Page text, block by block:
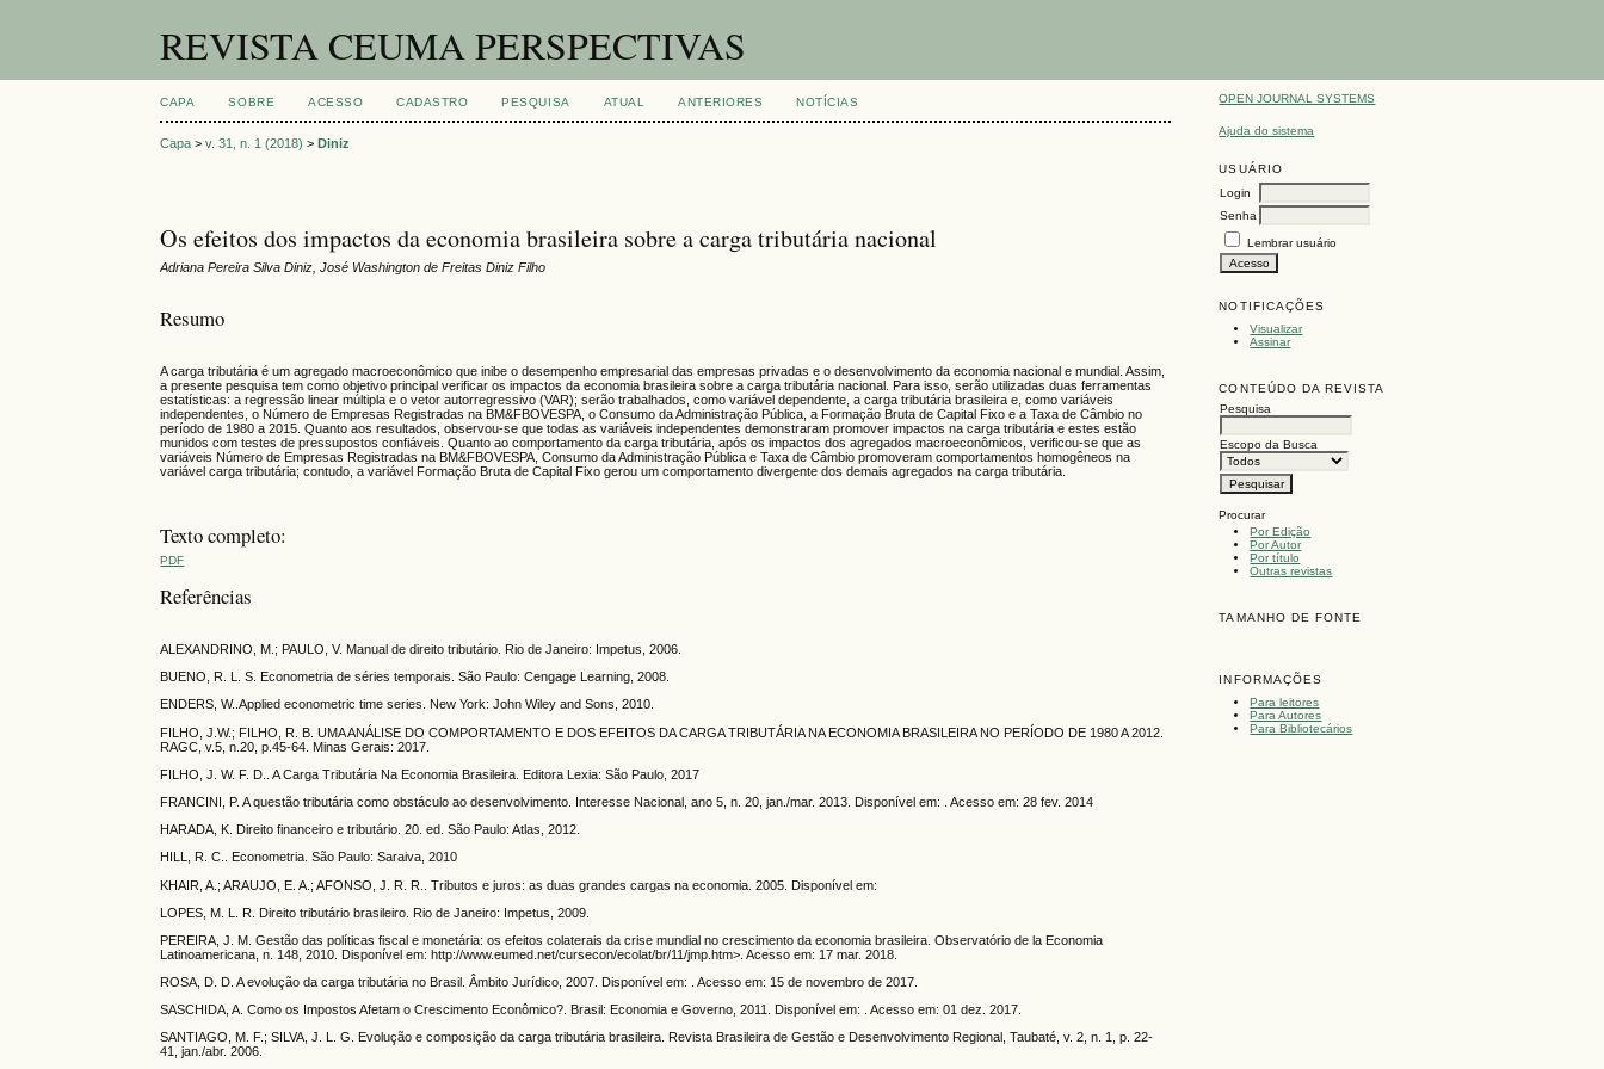
REVISTA CEUMA PERSPECTIVAS
OPEN JOURNAL SYSTEMS
Ajuda do sistema
USUÁRIO
Login
Senha
Lembrar usuário
NOTIFICAÇÕES
Visualizar
Assinar
CONTEÚDO DA REVISTA
Pesquisa
Escopo da Busca
Procurar
Por Edição
Por Autor
Por título
Outras revistas
TAMANHO DE FONTE
INFORMAÇÕES
Para leitores
Para Autores
Para Bibliotecários
CAPA SOBRE ACESSO CADASTRO PESQUISA ATUAL ANTERIORES NOTÍCIAS
Capa >v. 31, n. 1 (2018) >Diniz
Os efeitos dos impactos da economia brasileira sobre a carga tributária nacional
Adriana Pereira Silva Diniz, José Washington de Freitas Diniz Filho
Resumo
A carga tributária é um agregado macroeconômico que inibe o desempenho empresarial das empresas privadas e o desenvolvimento da economia nacional e mundial. Assim,
a presente pesquisa tem como objetivo principal verificar os impactos da economia brasileira sobre a carga tributária nacional. Para isso, serão utilizadas duas ferramentas
estatísticas: a regressão linear múltipla e o vetor autorregressivo (VAR); serão trabalhados, como variável dependente, a carga tributária brasileira e, como variáveis
independentes, o Número de Empresas Registradas na BM&FBOVESPA, o Consumo da Administração Pública, a Formação Bruta de Capital Fixo e a Taxa de Câmbio no
período de 1980 a 2015. Quanto aos resultados, observou-se que todas as variáveis independentes demonstraram promover impactos na carga tributária e estes estão
munidos com testes de pressupostos confiáveis. Quanto ao comportamento da carga tributária, após os impactos dos agregados macroeconômicos, verificou-se que as
variáveis Número de Empresas Registradas na BM&FBOVESPA, Consumo da Administração Pública e Taxa de Câmbio promoveram comportamentos homogêneos na
variável carga tributária; contudo, a variável Formação Bruta de Capital Fixo gerou um comportamento divergente dos demais agregados na carga tributária.
Texto completo:
PDF
Referências
ALEXANDRINO, M.; PAULO, V. Manual de direito tributário. Rio de Janeiro: Impetus, 2006.
BUENO, R. L. S. Econometria de séries temporais. São Paulo: Cengage Learning, 2008.
ENDERS, W..Applied econometric time series. New York: John Wiley and Sons, 2010.
FILHO, J.W.; FILHO, R. B. UMA ANÁLISE DO COMPORTAMENTO E DOS EFEITOS DA CARGA TRIBUTÁRIA NA ECONOMIA BRASILEIRA NO PERÍODO DE 1980 A 2012.
RAGC, v.5, n.20, p.45-64. Minas Gerais: 2017.
FILHO, J. W. F. D.. A Carga Tributária Na Economia Brasileira. Editora Lexia: São Paulo, 2017
FRANCINI, P. A questão tributária como obstáculo ao desenvolvimento. Interesse Nacional, ano 5, n. 20, jan./mar. 2013. Disponível em: . Acesso em: 28 fev. 2014
HARADA, K. Direito financeiro e tributário. 20. ed. São Paulo: Atlas, 2012.
HILL, R. C.. Econometria. São Paulo: Saraiva, 2010
KHAIR, A.; ARAUJO, E. A.; AFONSO, J. R. R.. Tributos e juros: as duas grandes cargas na economia. 2005. Disponível em:
LOPES, M. L. R. Direito tributário brasileiro. Rio de Janeiro: Impetus, 2009.
PEREIRA, J. M. Gestão das políticas fiscal e monetária: os efeitos colaterais da crise mundial no crescimento da economia brasileira. Observatório de la Economia
Latinoamericana, n. 148, 2010. Disponível em: http://www.eumed.net/cursecon/ecolat/br/11/jmp.htm>. Acesso em: 17 mar. 2018.
ROSA, D. D. A evolução da carga tributária no Brasil. Âmbito Jurídico, 2007. Disponível em: . Acesso em: 15 de novembro de 2017.
SASCHIDA, A. Como os Impostos Afetam o Crescimento Econômico?. Brasil: Economia e Governo, 2011. Disponível em: . Acesso em: 01 dez. 2017.
SANTIAGO, M. F.; SILVA, J. L. G. Evolução e composição da carga tributária brasileira. Revista Brasileira de Gestão e Desenvolvimento Regional, Taubaté, v. 2, n. 1, p. 22-
41, jan./abr. 2006.